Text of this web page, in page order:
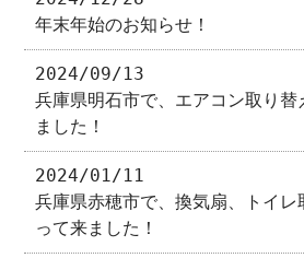
年末年始のお知らせ！
2024/09/13
兵庫県明石市で、エアコン取り替
ました！
2024/01/11
兵庫県赤穂市で、換気扇、トイ
って来ました！